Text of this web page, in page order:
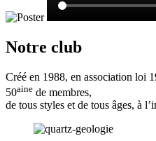
Notre club
Créé en 1988, en association loi
50aine de membres,
de tous styles et de tous âges, à